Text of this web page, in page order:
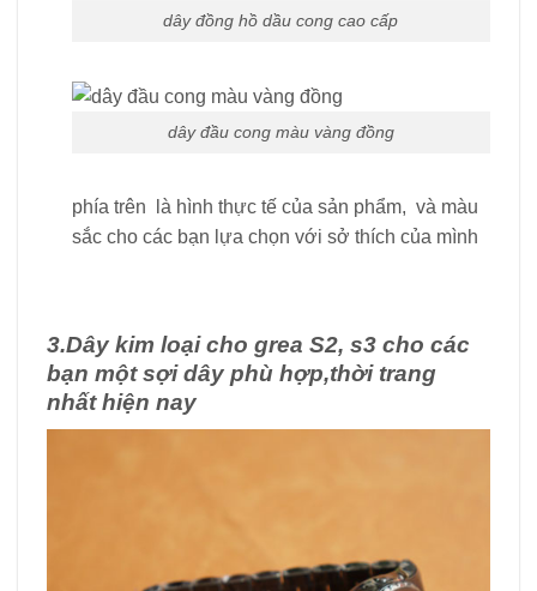
dây đồng hồ dầu cong cao cấp
dây đầu cong màu vàng đồng
phía trên là hình thực tế của sản phẩm, và màu
sắc cho các bạn lựa chọn với sở thích của mình
3.Dây kim loại cho grea S2, s3 cho các
bạn một sợi dây phù hợp,thời trang
nhất hiện nay